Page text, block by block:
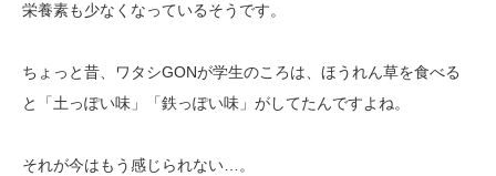
栄養素も少なくなっているそうです。
ちょっと昔、ワタシGONが学生のころは、ほうれん草を食べる
と「土っぽい味」「鉄っぽい味」がしてたんですよね。
それが今はもう感じられない…。